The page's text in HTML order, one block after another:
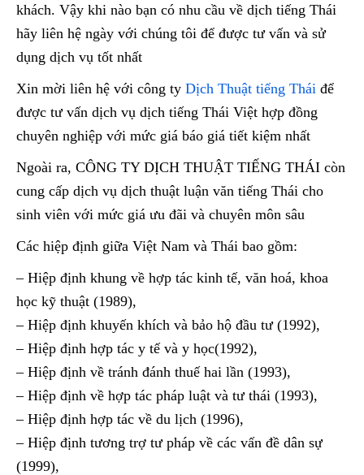
khách. Vậy khi nào bạn có nhu cầu về dịch tiếng Thái
hãy liên hệ ngày với chúng tôi để được tư vấn và sử
dụng dịch vụ tốt nhất
Xin mời liên hệ với công ty Dịch Thuật tiếng Thái để
được tư vấn dịch vụ dịch tiếng Thái Việt hợp đồng
chuyên nghiệp với mức giá báo giá tiết kiệm nhất
Ngoài ra, CÔNG TY DỊCH THUẬT TIẾNG THÁI còn
cung cấp dịch vụ dịch thuật luận văn tiếng Thái cho
sinh viên với mức giá ưu đãi và chuyên môn sâu
Các hiệp định giữa Việt Nam và Thái bao gồm:
– Hiệp định khung về hợp tác kinh tế, văn hoá, khoa
học kỹ thuật (1989),
– Hiệp định khuyến khích và bảo hộ đầu tư (1992),
– Hiệp định hợp tác y tế và y học(1992),
– Hiệp định về tránh đánh thuế hai lần (1993),
– Hiệp định về hợp tác pháp luật và tư thái (1993),
– Hiệp định hợp tác về du lịch (1996),
– Hiệp định tương trợ tư pháp về các vấn đề dân sự
(1999),